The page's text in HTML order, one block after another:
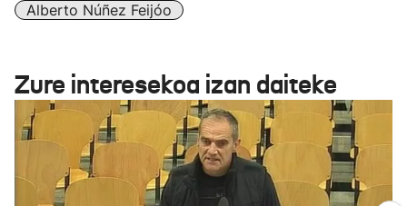
Alberto Núñez Feijóo
Zure interesekoa izan daiteke